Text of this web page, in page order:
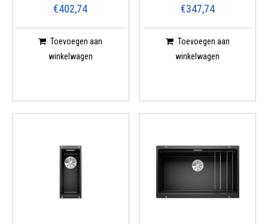
€402,74
Toevoegen aan
winkelwagen
€347,74
Toevoegen aan
winkelwagen